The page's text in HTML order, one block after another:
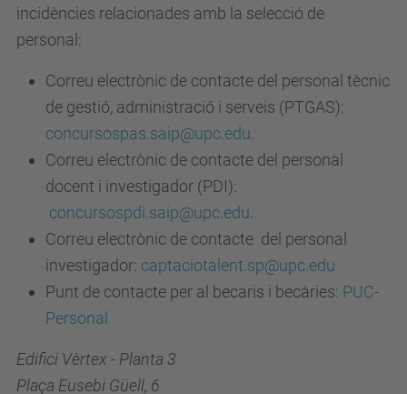
incidències relacionades amb la selecció de
personal:
Correu electrònic de contacte del personal tècnic
de gestió, administració i serveis (PTGAS):
concursospas.saip@upc.edu
Correu electrònic de contacte del personal
docent i investigador (PDI):
concursospdi.saip@upc.edu
Correu electrònic de contacte del personal
investigador: captaciotalent.sp@upc.edu
Punt de contacte per al becaris i becàries: PUC-
Personal
Edifici Vèrtex - Planta 3
Plaça Eusebi Güell, 6